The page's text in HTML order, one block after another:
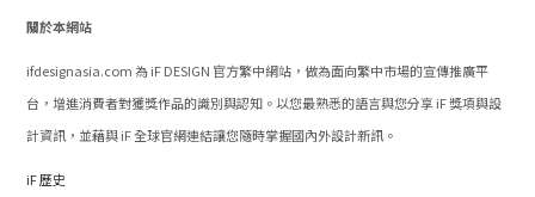
關於本網站
ifdesignasia.com 為 iF DESIGN 官方繁中網站，做為面向繁中市場的宣傳推廣平
台，增進消費者對獲獎作品的識別與認知。以您最熟悉的語言與您分享 iF 獎項與設
計資訊，並藉與 iF 全球官網連結讓您隨時掌握國內外設計新訊。
iF 歷史